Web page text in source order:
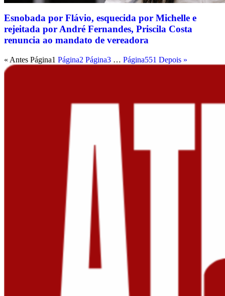
Esnobada por Flávio, esquecida por Michelle e
rejeitada por André Fernandes, Priscila Costa
renuncia ao mandato de vereadora
« Antes Página1 Página2 Página3 … Página551 Depois »